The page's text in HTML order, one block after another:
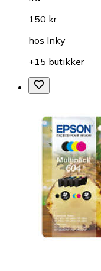
150 kr
hos Inky
+15 butikker